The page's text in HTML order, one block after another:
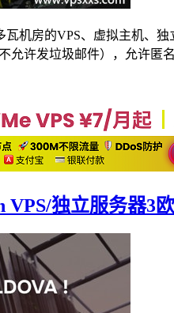
机房的VPS、虚拟主机、
许发垃圾邮件），允许匿
独立服务器3